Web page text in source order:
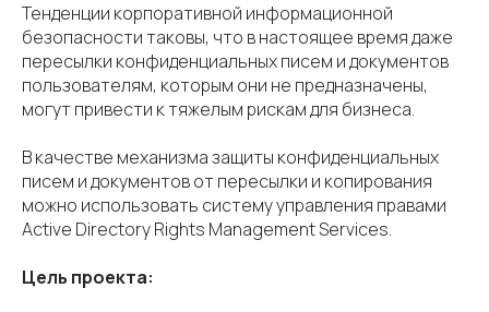
Тенденции корпоративной информационной
безопасности таковы, что в настоящее время даже
пересылки конфиденциальных писем и документов
пользователям, которым они не предназначены,
могут привести к тяжелым рискам для бизнеса.
В качестве механизма защиты конфиденциальных
писем и документов от пересылки и копирования
можно использовать систему управления правами
Active Directory Rights Management Services.
Цель проекта: